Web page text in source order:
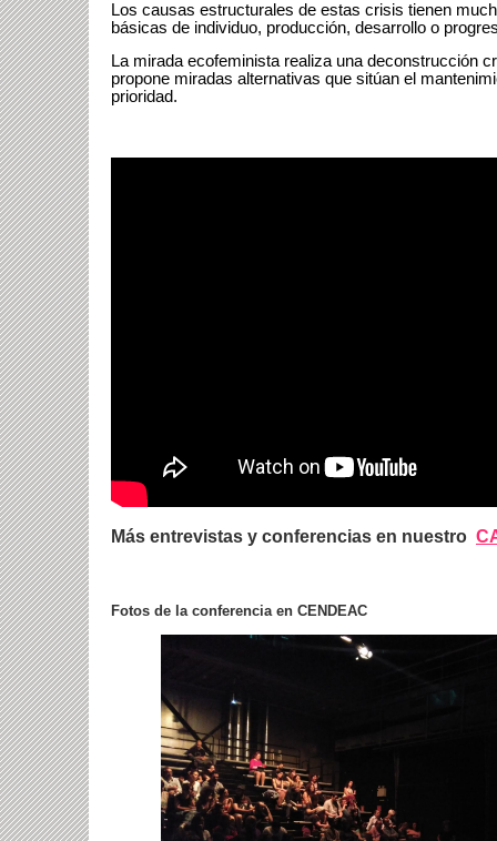
Los causas estructurales de estas crisis tienen
básicas de individuo, producción, desarrollo o
La mirada ecofeminista realiza una deconstrucción
propone miradas alternativas que sitúan el
prioridad.
Más entrevistas y conferencias en nuestro
Fotos de la conferencia en CENDEAC